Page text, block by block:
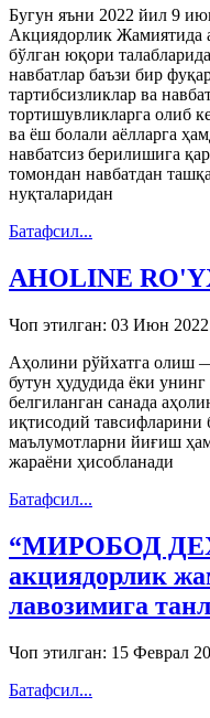
Бугун яъни 2022 йил 9
Акциядорлик Жамиятида
бўлган юқори
навбатлар баъзи бир
тартибсизликлар ва
тортишувликларга олиб
ва ёш болали аёлларга
навбатсиз берилишига
томондан навбатдан
нуқталаридан
Батафсил...
AHOLINE
Чоп этилган: 03 Июн 2022
Аҳолини рўйхатга олиш
бутун ҳудудида ёки
белгиланган санада
иқтисодий тавсифларини
маълумотларни йиғиш
жараёни ҳисобланади
Батафсил...
“МИРОБОД
акциядорлик
лавозимига
Чоп этилган: 15 Феврал
Батафсил...